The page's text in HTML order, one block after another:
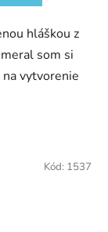
hláškou z
som si
vytvorenie
Kód: 1537